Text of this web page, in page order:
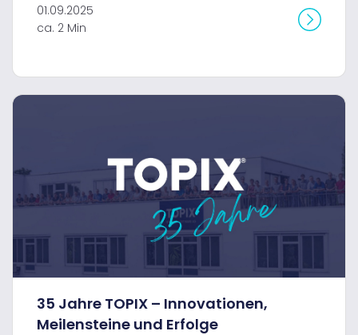
01.09.2025
ca. 2 Min
35 Jahre TOPIX – Innovationen,
Meilensteine und Erfolge